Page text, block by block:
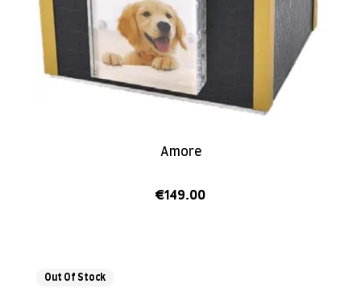
Amore
€149.00
Out Of Stock